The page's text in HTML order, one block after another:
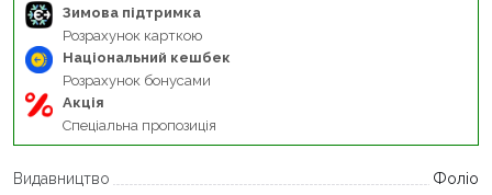
Зимова підтримка
Розрахунок карткою
Національний кешбек
Розрахунок бонусами
Акція
Спеціальна пропозиція
Видавництво
Фоліо